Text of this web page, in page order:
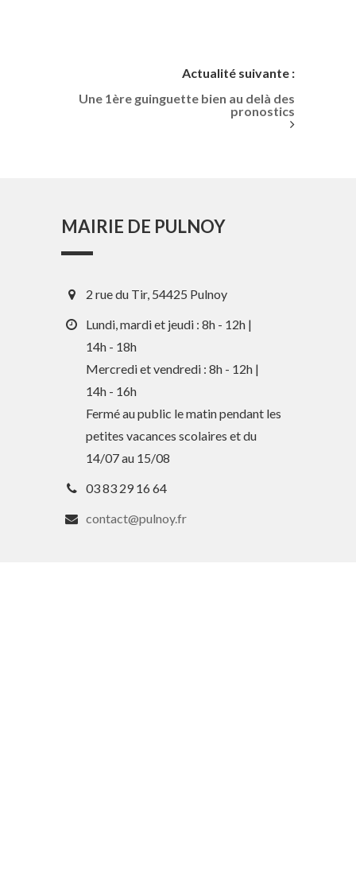
Actualité suivante :
Une 1ère guinguette bien au delà des
pronostics
MAIRIE DE PULNOY
2 rue du Tir, 54425 Pulnoy
Lundi, mardi et jeudi : 8h - 12h |
14h - 18h
Mercredi et vendredi : 8h - 12h |
14h - 16h
Fermé au public le matin pendant les
petites vacances scolaires et du
14/07 au 15/08
03 83 29 16 64
contact@pulnoy.fr